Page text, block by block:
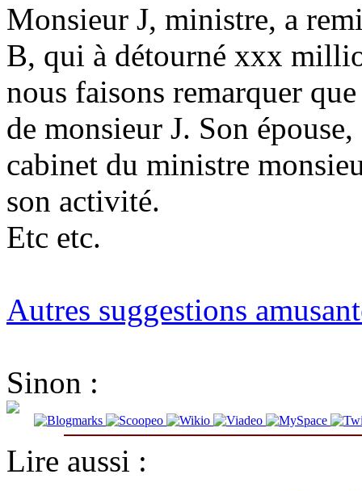
Monsieur J, ministre, a
B, qui à détourné xxx
nous faisons remarquer
de monsieur J. Son
cabinet du ministre
son activité.
Etc etc.
Autres suggestions
Sinon :
Lire aussi :